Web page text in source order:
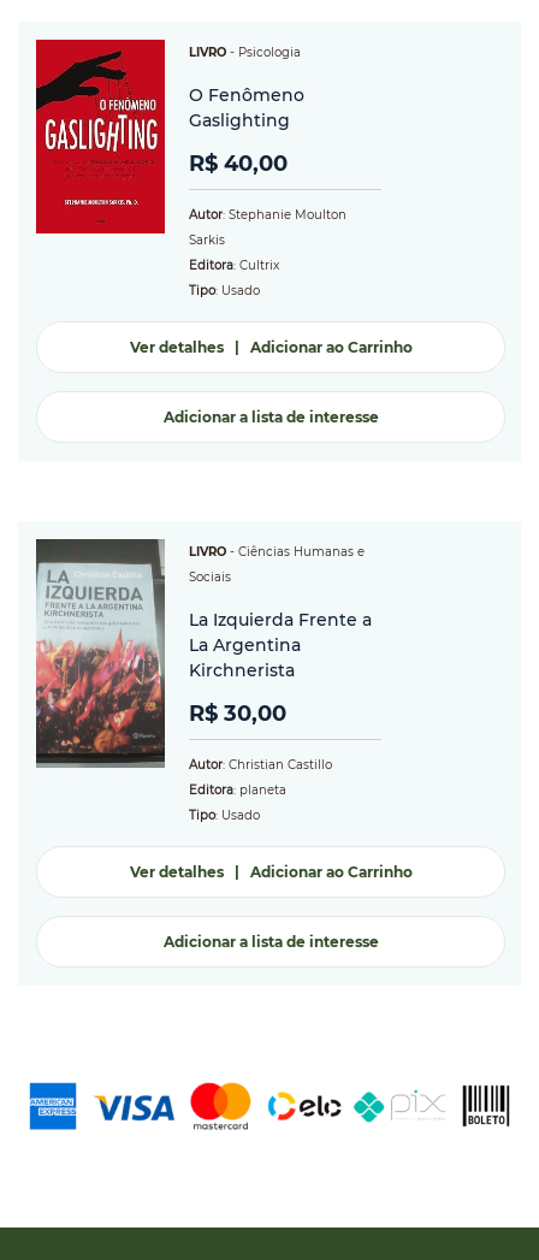
LIVRO - Psicologia
O Fenômeno
Gaslighting
R$ 40,00
Autor: Stephanie Moulton
Sarkis
Editora: Cultrix
Tipo: Usado
Ver detalhes| Adicionar ao Carrinho
Adicionar a lista de interesse
LIVRO - Ciências Humanas e
Sociais
La Izquierda Frente a
La Argentina
Kirchnerista
R$ 30,00
Autor: Christian Castillo
Editora: planeta
Tipo: Usado
Ver detalhes| Adicionar ao Carrinho
Adicionar a lista de interesse